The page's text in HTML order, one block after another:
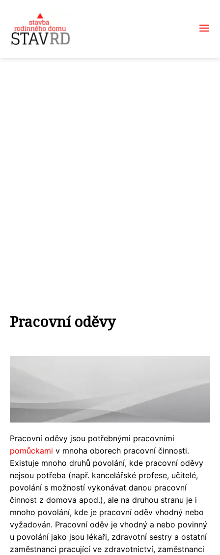
Pracovní oděvy
Pracovní oděvy jsou potřebnými pracovními
pomůckami v mnoha oborech pracovní činnosti.
Existuje mnoho druhů povolání, kde pracovní oděvy
nejsou potřeba (např. kancelářské profese, učitelé,
povolání s možností vykonávat danou pracovní
činnost z domova apod.), ale na druhou stranu je i
mnoho povolání, kde je pracovní oděv vhodný nebo
vyžadován. Pracovní oděv je vhodný a nebo povinný
u povolání jako jsou lékaři, zdravotní sestry a ostatní
zaměstnanci pracující ve zdravotnictví, zaměstnanci